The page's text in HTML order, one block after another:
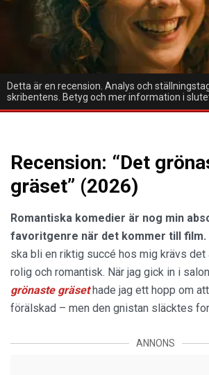
Detta är en recension. Analys och
skribentens. Betyg och mer information i
Recension: “Det
gräset” (2026)
Romantiska komedier är nog min
favoritgenre när det kommer till film.
ska bli en riktig succé hos mig krävs det
rolig och romantisk. När jag gick in i
grönaste gräsethade jag ett hopp om
förälskad – men den gnistan släcktes
ANNONS